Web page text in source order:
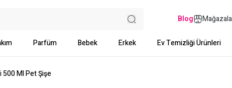
Blog
Parfüm Bebek Erkek Ev Temizliği Ürünleri
500 Ml Pet Şişe